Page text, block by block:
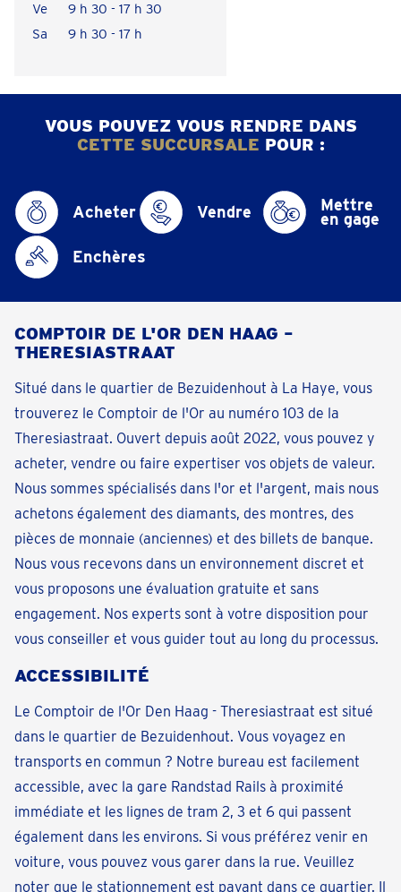
Ve
9 h 30 - 17 h 30
Sa
9 h 30 - 17 h
VOUS POUVEZ VOUS RENDRE DANS
CETTE SUCCURSALE POUR :
Acheter Vendre Mettre
en gage
Enchères
COMPTOIR DE L'OR DEN HAAG –
THERESIASTRAAT
Situé dans le quartier de Bezuidenhout à La Haye, vous
trouverez le Comptoir de l'Or au numéro 103 de la
Theresiastraat. Ouvert depuis août 2022, vous pouvez y
acheter, vendre ou faire expertiser vos objets de valeur.
Nous sommes spécialisés dans l'or et l'argent, mais nous
achetons également des diamants, des montres, des
pièces de monnaie (anciennes) et des billets de banque.
Nous vous recevons dans un environnement discret et
vous proposons une évaluation gratuite et sans
engagement. Nos experts sont à votre disposition pour
vous conseiller et vous guider tout au long du processus.
ACCESSIBILITÉ
Le Comptoir de l'Or Den Haag - Theresiastraat est situé
dans le quartier de Bezuidenhout. Vous voyagez en
transports en commun ? Notre bureau est facilement
accessible, avec la gare Randstad Rails à proximité
immédiate et les lignes de tram 2, 3 et 6 qui passent
également dans les environs. Si vous préférez venir en
voiture, vous pouvez vous garer dans la rue. Veuillez
noter que le stationnement est payant dans ce quartier. Il